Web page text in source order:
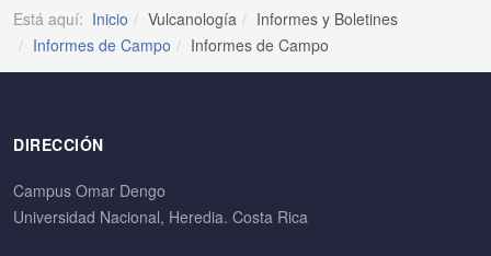
Está aquí: Inicio Vulcanología
Informes y Boletines
Informes de Campo
Informes de Campo
DIRECCIÓN
Campus Omar Dengo
Universidad Nacional, Heredia. Costa Rica